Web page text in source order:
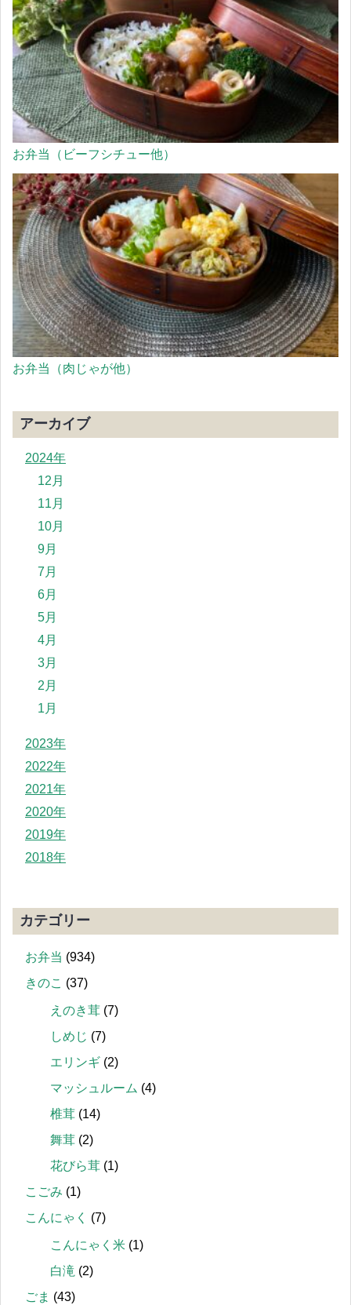
お弁当（ビーフシチュー他）
お弁当（肉じゃが他）
アーカイブ
2024年
12月
11月
10月
9月
7月
6月
5月
4月
3月
2月
1月
2023年
2022年
2021年
2020年
2019年
2018年
カテゴリー
お弁当 (934)
きのこ (37)
えのき茸 (7)
しめじ (7)
エリンギ (2)
マッシュルーム (4)
椎茸 (14)
舞茸 (2)
花びら茸 (1)
こごみ (1)
こんにゃく
(7)
こんにゃく米 (1)
白滝 (2)
ごま (43)